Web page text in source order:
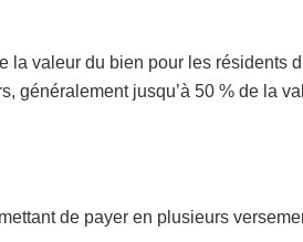
la valeur du bien pour les résidents
généralement jusqu’à 50 % de la
de payer en plusieurs